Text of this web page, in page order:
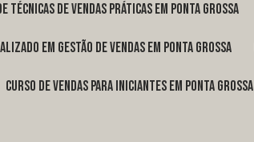
técnicas de vendas práticas em Ponta Grossa
em gestão de vendas em Ponta Grossa
curso de vendas para iniciantes em Ponta Grossa